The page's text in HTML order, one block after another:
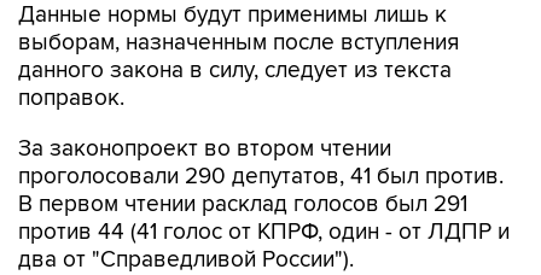
Данные нормы будут применимы лишь к
выборам, назначенным после вступления
данного закона в силу, следует из текста
поправок.
За законопроект во втором чтении
проголосовали 290 депутатов, 41 был против.
В первом чтении расклад голосов был 291
против 44 (41 голос от КПРФ, один - от ЛДПР и
два от "Справедливой России").